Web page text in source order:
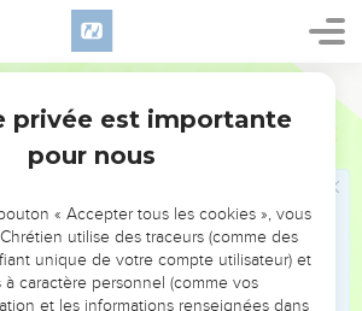
PAS L’ÉVÉNEMENT
DE L’ANNÉE !
POUVAIENT VOUS ÉVITER LES
VOTRES ?
privée est importante
pour nous
« Accepter tous les cookies », vous
utilise des traceurs (comme des
unique de votre compte utilisateur) et
caractère personnel (comme vos
et les informations renseignées dans